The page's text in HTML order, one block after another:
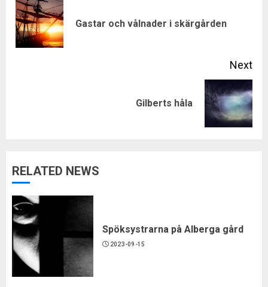
Reading
Gastar och vålnader i skärgården
Next
Gilberts håla
RELATED NEWS
Spöksystrarna på Alberga gård
2023-09-15